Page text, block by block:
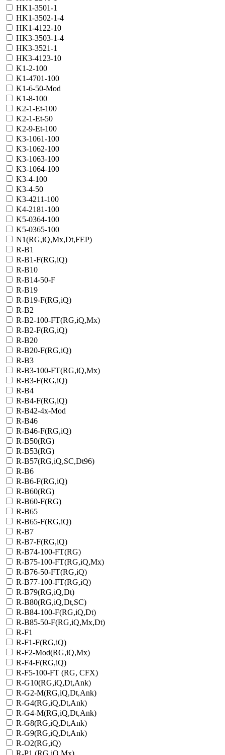
HK1-3501-1
HK1-3502-1-4
HK1-4122-10
HK3-3503-1-4
HK3-3521-1
HK3-4123-10
K1-2-100
K1-4701-100
K1-6-50-Mod
K1-8-100
K2-1-Et-100
K2-1-Et-50
K2-9-Et-100
K3-1061-100
K3-1062-100
K3-1063-100
K3-1064-100
K3-4-100
K3-4-50
K3-4211-100
K4-2181-100
K5-0364-100
K5-0365-100
N1(RG,iQ,Mx,Dt,FEP)
R-B1
R-B1-F(RG,iQ)
R-B10
R-B14-50-F
R-B19
R-B19-F(RG,iQ)
R-B2
R-B2-100-FT(RG,iQ,Mx)
R-B2-F(RG,iQ)
R-B20
R-B20-F(RG,iQ)
R-B3
R-B3-100-FT(RG,iQ,Mx)
R-B3-F(RG,iQ)
R-B4
R-B4-F(RG,iQ)
R-B42-4x-Mod
R-B46
R-B46-F(RG,iQ)
R-B50(RG)
R-B53(RG)
R-B57(RG,iQ,SC,Dt96)
R-B6
R-B6-F(RG,iQ)
R-B60(RG)
R-B60-F(RG)
R-B65
R-B65-F(RG,iQ)
R-B7
R-B7-F(RG,iQ)
R-B74-100-FT(RG)
R-B75-100-FT(RG,iQ,Mx)
R-B76-50-FT(RG,iQ)
R-B77-100-FT(RG,iQ)
R-B79(RG,iQ,Dt)
R-B80(RG,iQ,Dt,SC)
R-B84-100-F(RG,iQ,Dt)
R-B85-50-F(RG,iQ,Mx,Dt)
R-F1
R-F1-F(RG,iQ)
R-F2-Mod(RG,iQ,Mx)
R-F4-F(RG,iQ)
R-F5-100-FT (RG, CFX)
R-G10(RG,iQ,Dt,Ank)
R-G2-M(RG,iQ,Dt,Ank)
R-G4(RG,iQ,Dt,Ank)
R-G4-M(RG,iQ,Dt,Ank)
R-G8(RG,iQ,Dt,Ank)
R-G9(RG,iQ,Dt,Ank)
R-O2(RG,iQ)
R-P1 (RG,iQ,Mx)